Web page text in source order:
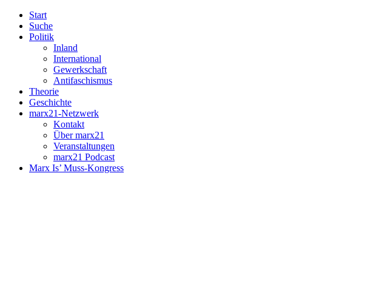
Start
Suche
Politik
Inland
International
Gewerkschaft
Antifaschismus
Theorie
Geschichte
marx21-Netzwerk
Kontakt
Über marx21
Veranstaltungen
marx21 Podcast
Marx Is’ Muss-Kongress